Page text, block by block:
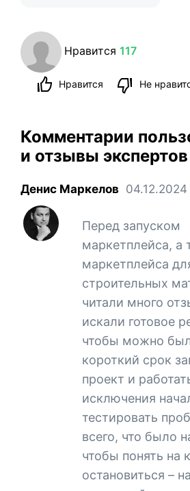
Нравится 117
Нравится Не
Комментарии
и отзывы экспертов
Денис Маркелов 04.12.2024
Перед запуском
маркетплейса, а
маркетплейса
строительных
читали много
искали готовое
чтобы можно
короткий срок
проект и
исключения
тестировать
всего, что было
чтобы понять на
остановиться –